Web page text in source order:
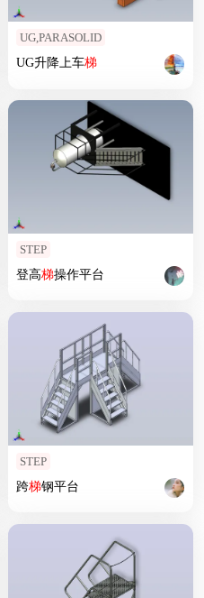
UG,PARASOLID
UG升降上车梯
STEP
登高梯操作平台
STEP
跨梯钢平台